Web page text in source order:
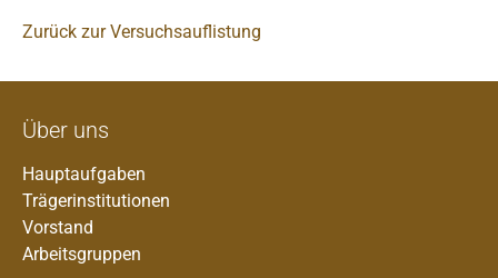
Zurück zur Versuchsauflistung
Über uns
Hauptaufgaben
Trägerinstitutionen
Vorstand
Arbeitsgruppen